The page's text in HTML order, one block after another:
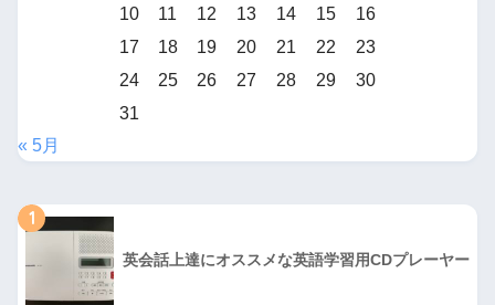
10
11 12 13 14 15
16
17
18 19 20 21 22
23
24
25 26 27 28 29
30
31
« 5月
1
英会話上達にオススメな英語学習用CDプレーヤー